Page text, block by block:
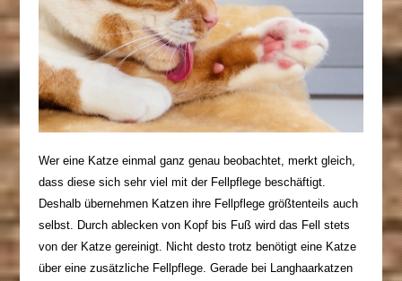
Wer eine Katze einmal ganz genau beobachtet, merkt gleich,
dass diese sich sehr viel mit der Fellpflege beschäftigt.
Deshalb übernehmen Katzen ihre Fellpflege größtenteils auch
selbst. Durch ablecken von Kopf bis Fuß wird das Fell stets
von der Katze gereinigt. Nicht desto trotz benötigt eine Katze
über eine zusätzliche Fellpflege. Gerade bei Langhaarkatzen